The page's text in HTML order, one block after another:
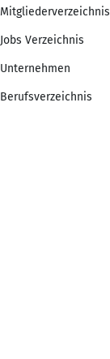
Mitgliederverzeichnis
Jobs Verzeichnis
Unternehmen
Berufsverzeichnis